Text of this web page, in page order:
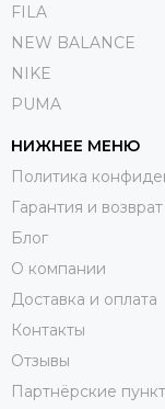
FILA
NEW BALANCE
NIKE
PUMA
НИЖНЕЕ МЕНЮ
Политика
Гарантия и возврат
Блог
О компании
Доставка и оплата
Контакты
Отзывы
Партнёрские